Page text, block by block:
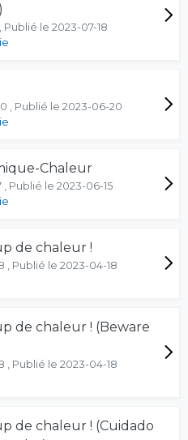
Publié le 2023-07-18
, Publié le 2023-06-20
Chaleur
, Publié le 2023-06-15
de chaleur !
, Publié le 2023-04-18
de chaleur ! (Beware
, Publié le 2023-04-18
de chaleur ! (Cuidado